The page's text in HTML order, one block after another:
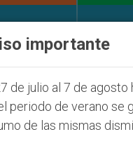
importante
de julio al 7 de agosto
periodo de verano se
de las mismas